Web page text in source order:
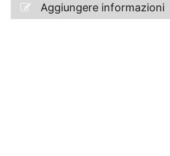
Aggiungere informazioni